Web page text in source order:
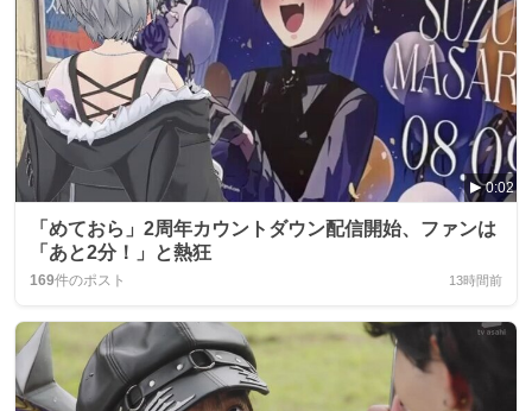
0:02
「めておら」2周年カウントダウン配信開始、ファンは
「あと2分！」と熱狂
169件のポスト 13時間前